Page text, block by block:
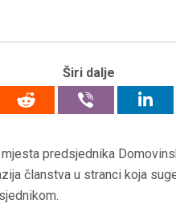
Širi dalje
predsjednika
članstva u stranci koja